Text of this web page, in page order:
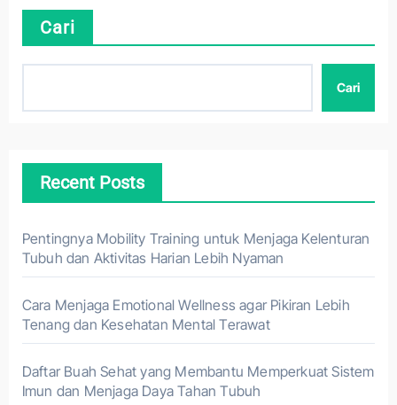
Cari
Cari
Recent Posts
Pentingnya Mobility Training untuk Menjaga Kelenturan
Tubuh dan Aktivitas Harian Lebih Nyaman
Cara Menjaga Emotional Wellness agar Pikiran Lebih
Tenang dan Kesehatan Mental Terawat
Daftar Buah Sehat yang Membantu Memperkuat Sistem
Imun dan Menjaga Daya Tahan Tubuh